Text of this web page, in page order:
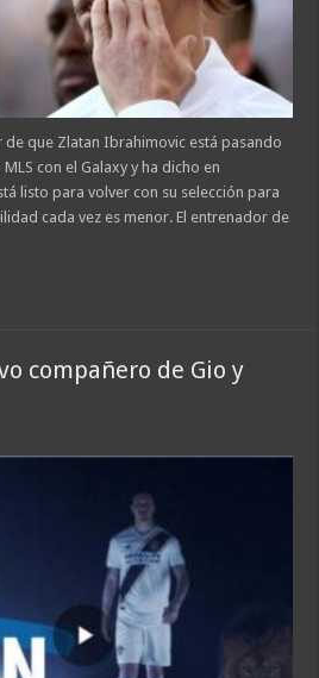
de que Zlatan Ibrahimovic está pasando
con el Galaxy y ha dicho en
listo para volver con su selección para
cada vez es menor. El entrenador de
compañero de Gio y